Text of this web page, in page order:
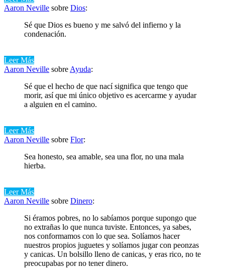
Aaron Neville sobre Dios:
Sé que Dios es bueno y me salvó del infierno y la
condenación.
Leer Más
Aaron Neville sobre Ayuda:
Sé que el hecho de que nací significa que tengo que
morir, así que mi único objetivo es acercarme y ayudar
a alguien en el camino.
Leer Más
Aaron Neville sobre Flor:
Sea honesto, sea amable, sea una flor, no una mala
hierba.
Leer Más
Aaron Neville sobre Dinero:
Si éramos pobres, no lo sabíamos porque supongo que
no extrañas lo que nunca tuviste. Entonces, ya sabes,
nos conformamos con lo que sea. Solíamos hacer
nuestros propios juguetes y solíamos jugar con peonzas
y canicas. Un bolsillo lleno de canicas, y eras rico, no te
preocupabas por no tener dinero.